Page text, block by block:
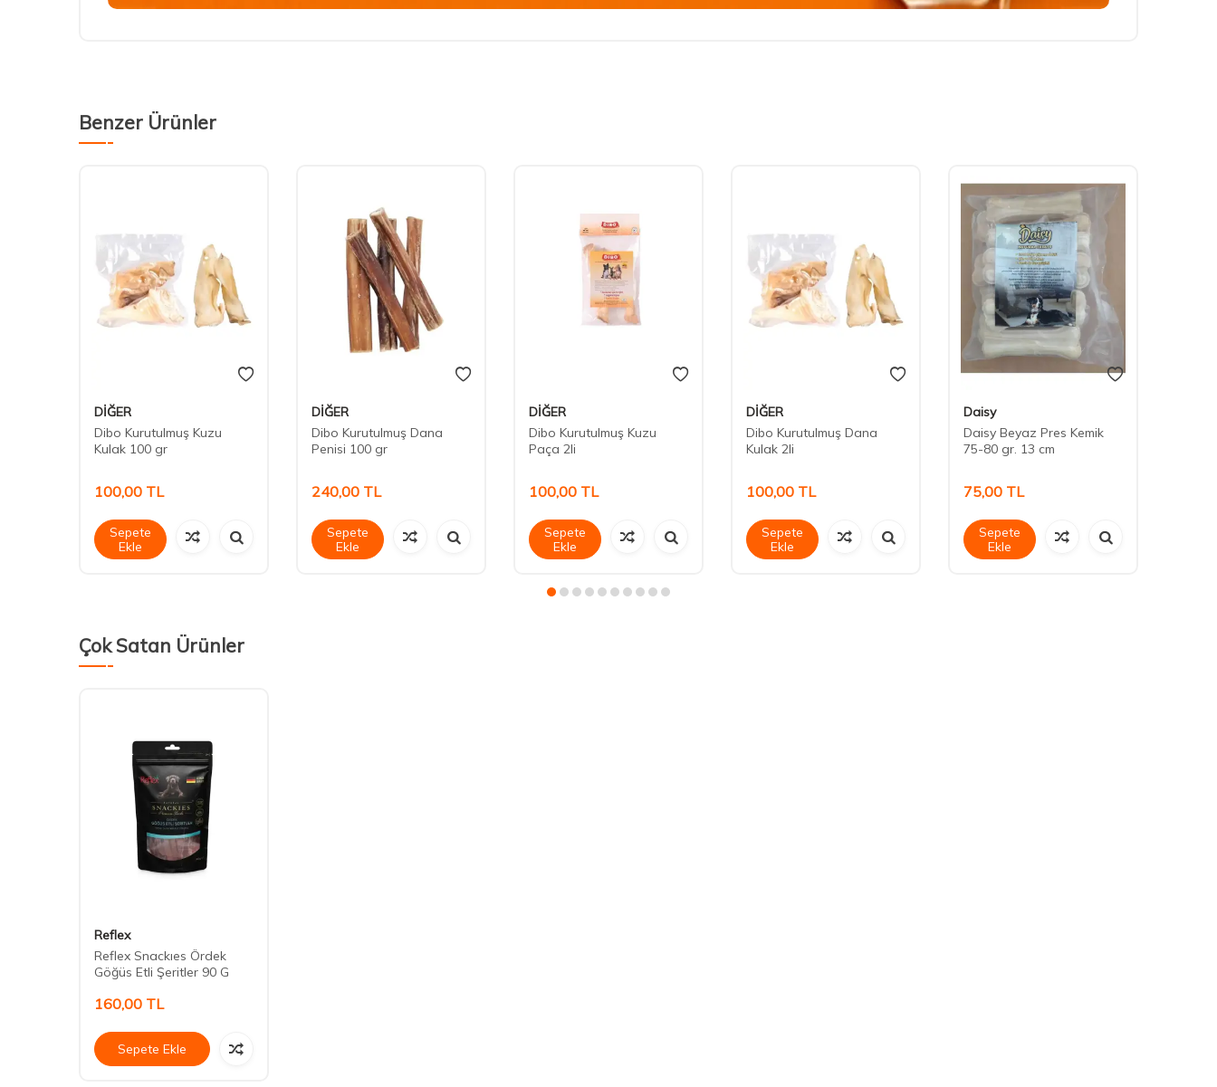
Benzer Ürünler
DİĞER
Dibo Kurutulmuş Kuzu
Kulak 100 gr
100,00 TL
Sepete
Ekle
DİĞER
Dibo Kurutulmuş Dana
Penisi 100 gr
240,00 TL
Sepete
Ekle
DİĞER
Dibo Kurutulmuş Kuzu
Paça 2li
100,00 TL
Sepete
Ekle
DİĞER
Dibo Kurutulmuş Dana
Kulak 2li
100,00 TL
Sepete
Ekle
Daisy
Daisy Beyaz Pres Kemik
75-80 gr. 13 cm
75,00 TL
Sepete
Ekle
Çok Satan Ürünler
Reflex
Reflex Snackıes Ördek
Göğüs Etli Şeritler 90 G
160,00 TL
Sepete Ekle